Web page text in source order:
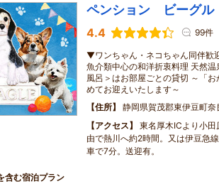
ペンション ビーグル
4.4 99件
▼ワンちゃん・ネコちゃん同伴歓
魚介類中心の和洋折衷料理 天然
風呂＞はお部屋ごとの貸切 ～「
めてお迎えいたします～
住所
静岡県賀茂郡東伊豆町奈
アクセス
東名厚木ICより小
由で熱川へ約2時間。又は伊豆急
車で7分。送迎有。
含む宿泊プラン